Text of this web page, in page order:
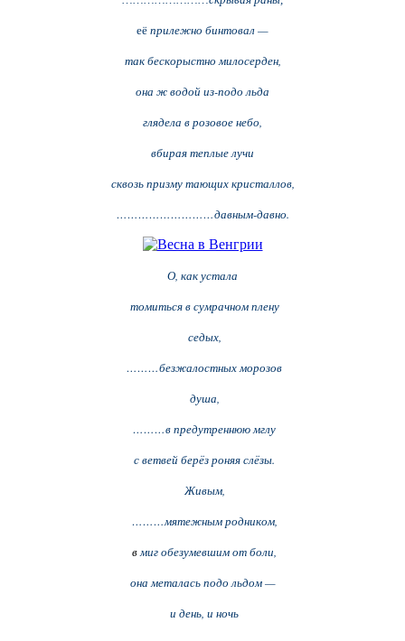
её прилежно бинтовал —
так бескорыстно милосерден,
она ж водой из-подо льда
глядела в розовое небо,
вбирая теплые лучи
сквозь призму тающих кристаллов,
………………………давным-давно.
О, как устала
томиться в сумрачном плену
седых,
………безжалостных морозов
душа,
………в предутреннюю мглу
с ветвей берёз роняя слёзы.
Живым,
………мятежным родником,
вмиг обезумевшим от боли,
она металась подо льдом —
и день, и ночь